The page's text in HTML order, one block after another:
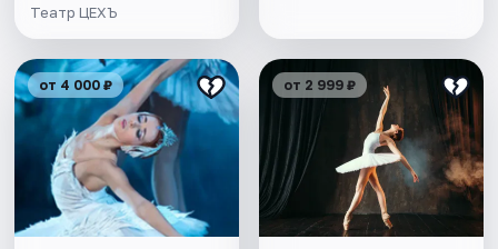
Театр ЦЕХЪ
от 4 000 ₽ от 2 999 ₽